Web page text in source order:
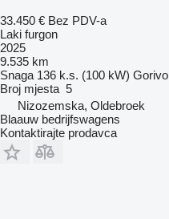
33.450 € Bez PDV-a
Laki furgon
2025
9.535 km
Snaga 136 k.s. (100 kW) Gorivo
Broj mjesta 5
Nizozemska, Oldebroek
Blaauw bedrijfswagens
Kontaktirajte prodavca